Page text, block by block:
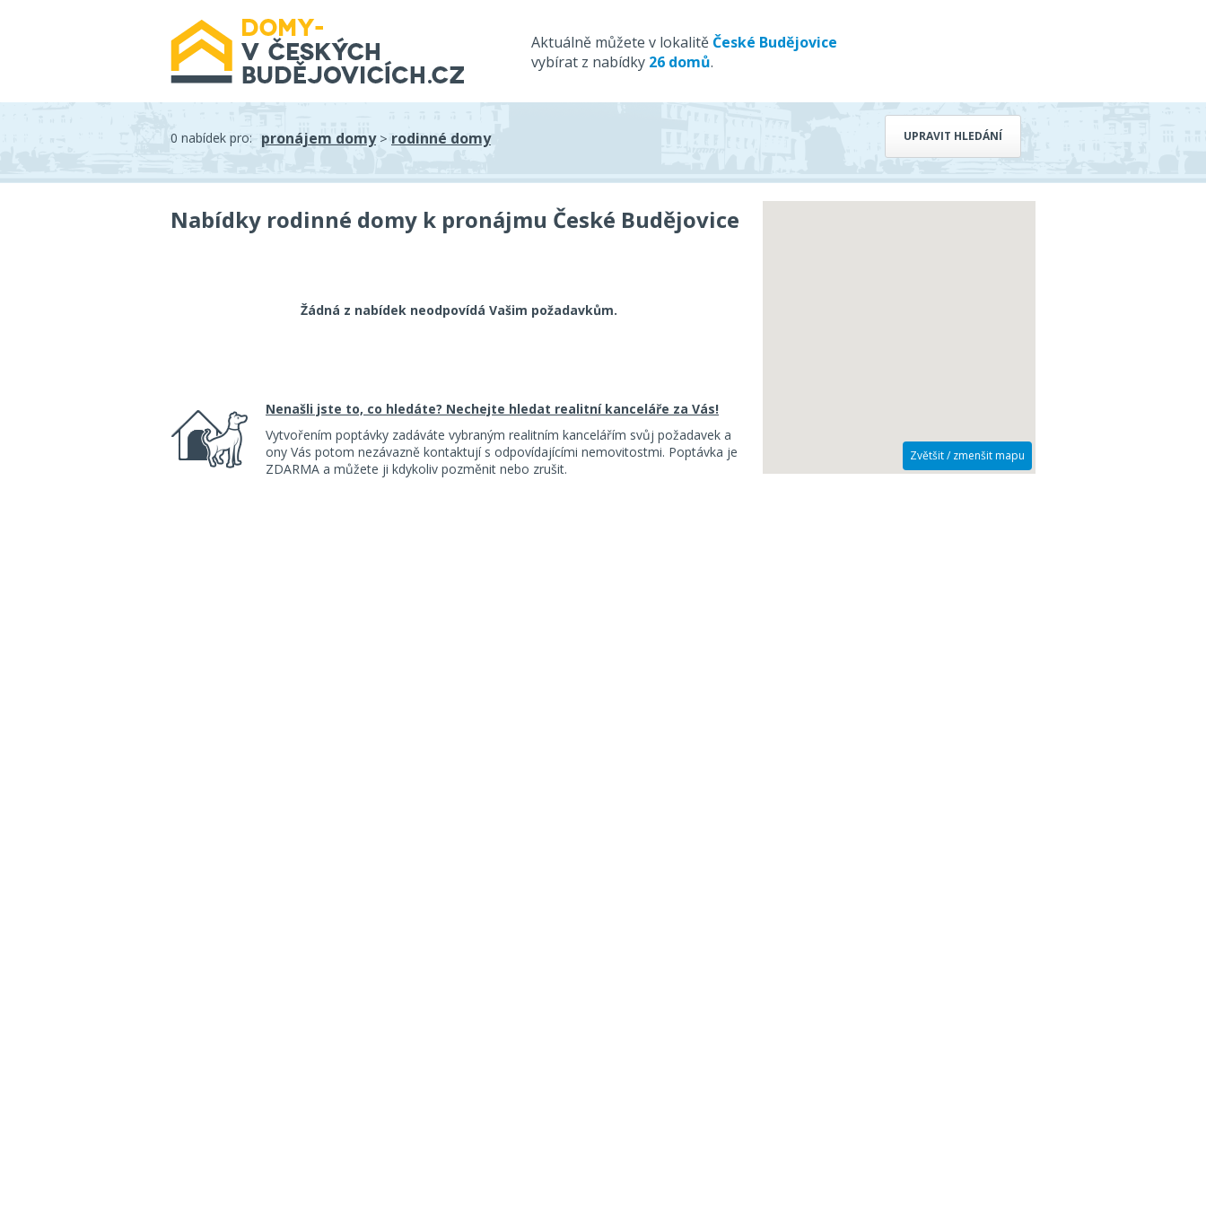
Aktuálně můžete v lokalitě České Budějovice
vybírat z nabídky 26 domů.
UPRAVIT HLEDÁNÍ
0 nabídek pro: pronájem domy> rodinné domy
Nabídky rodinné domy k pronájmu České Budějovice
Žádná z nabídek neodpovídá Vašim požadavkům.
Nenašli jste to, co hledáte? Nechejte hledat realitní kanceláře za Vás!
Vytvořením poptávky zadáváte vybraným realitním kancelářím svůj požadavek a
ony Vás potom nezávazně kontaktují s odpovídajícími nemovitostmi. Poptávka je
ZDARMA a můžete ji kdykoliv pozměnit nebo zrušit.
Zvětšit / zmenšit mapu